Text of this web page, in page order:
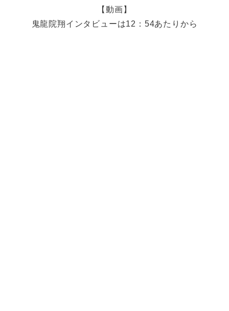
【動画】
鬼龍院翔インタビューは12：54あたりから